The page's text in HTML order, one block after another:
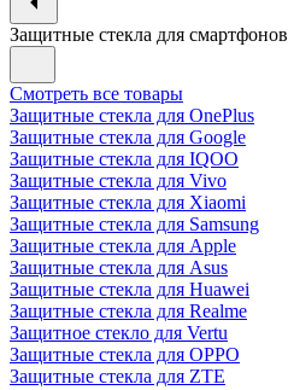
Защитные стекла для смартфонов
Смотреть все товары
Защитные стекла для OnePlus
Защитные стекла для Google
Защитные стекла для IQOO
Защитные стекла для Vivo
Защитные стекла для Xiaomi
Защитные стекла для Samsung
Защитные стекла для Apple
Защитные стекла для Asus
Защитные стекла для Huawei
Защитные стекла для Realme
Защитное стекло для Vertu
Защитные стекла для OPPO
Защитные стекла для ZTE